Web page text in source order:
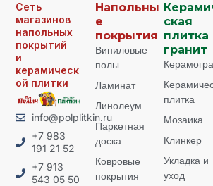
Сеть
магазинов
напольных
покрытий
и
керамическ
ой плитки
info@polplitkin.ru
+7 983
191 21 52
+7 913
543 05 50
Напольны
е
покрытия
Виниловые
полы
Ламинат
Линолеум
Паркетная
доска
Ковровые
покрытия
ская
плитка
гранит
плитка
Мозаика
Клинкер
Укладка и
уход